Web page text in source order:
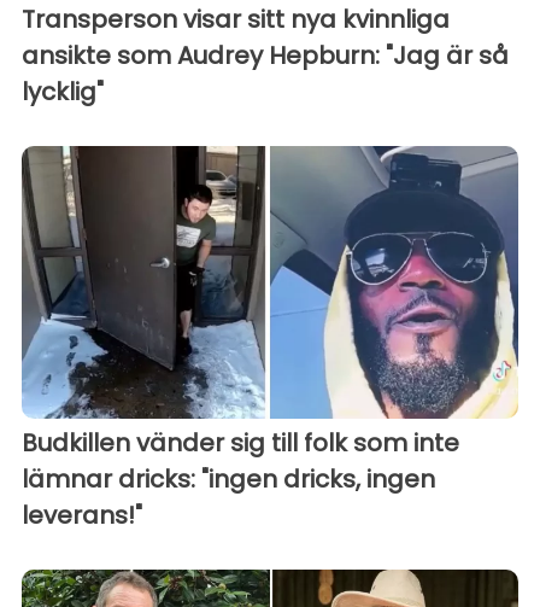
Transperson visar sitt nya kvinnliga
ansikte som Audrey Hepburn: "Jag är så
lycklig"
Budkillen vänder sig till folk som inte
lämnar dricks: "ingen dricks, ingen
leverans!"